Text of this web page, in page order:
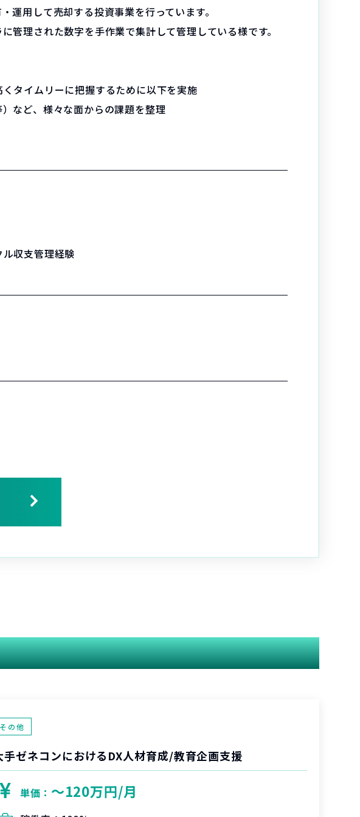
運用して売却する投資事業を行っています。
管理された数字を手作業で集計して管理している様です。
タイムリーに把握するために以下を実施
など、様々な面からの課題を整理
収支管理経験
その他
手ゼネコンにおけるDX人材育成/教育企画支援
単価： 〜120万円/月